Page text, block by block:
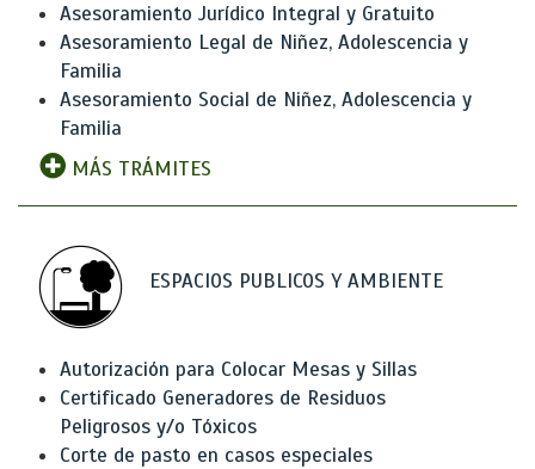
Asesoramiento Jurídico Integral y Gratuito
Asesoramiento Legal de Niñez, Adolescencia y
Familia
Asesoramiento Social de Niñez, Adolescencia y
Familia
MÁS TRÁMITES
ESPACIOS PUBLICOS Y AMBIENTE
Autorización para Colocar Mesas y Sillas
Certificado Generadores de Residuos
Peligrosos y/o Tóxicos
Corte de pasto en casos especiales